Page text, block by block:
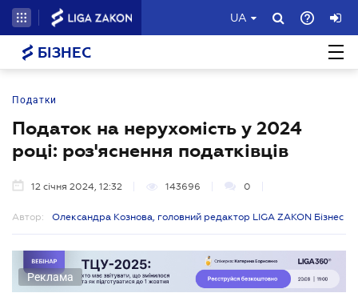
UA
БІЗНЕС
Податки
Податок на нерухомість у 2024
році: роз'яснення податківців
12 січня 2024, 12:32 143696 0
Автор: Олександра Кознова, головний редактор LIGA ZAKON Бізнес
Реклама